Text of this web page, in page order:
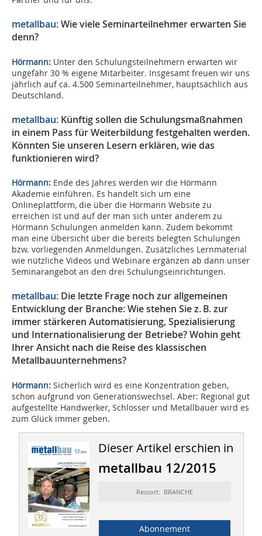
metallbau:Wie viele Seminarteilnehmer erwarten Sie
denn?
Hörmann: Unter den Schulungsteilnehmern erwarten wir
ungefähr 30 % eigene Mitarbeiter. Insgesamt freuen wir uns
jährlich auf ca. 4.500 Seminarteilnehmer, hauptsächlich aus
Deutschland.
metallbau: Künftig sollen die Schulungsmaßnahmen
in einem Pass für Weiterbildung festgehalten werden.
Könnten Sie unseren Lesern erklären, wie das
funktionieren wird?
Hörmann: Ende des Jahres werden wir die Hörmann
Akademie einführen. Es handelt sich um eine
Onlineplattform, die über die Hörmann Website zu
erreichen ist und auf der man sich unter anderem zu
Hörmann Schulungen anmelden kann. Zudem bekommt
man eine Übersicht über die bereits belegten Schulungen
bzw. vorliegenden Anmeldungen. Zusätzliches Lernmaterial
wie nützliche Videos und Webinare ergänzen ab dann unser
Seminarangebot an den drei Schulungseinrichtungen.
metallbau: Die letzte Frage noch zur allgemeinen
Entwicklung der Branche: Wie stehen Sie z. B. zur
immer stärkeren Automatisierung, Spezialisierung
und Internationalisierung der Betriebe? Wohin geht
Ihrer Ansicht nach die Reise des klassischen
Metallbauunternehmens?
Hörmann: Sicherlich wird es eine Konzentration geben,
schon aufgrund von Generationswechsel. Aber: Regional gut
aufgestellte Handwerker, Schlosser und Metallbauer wird es
zum Glück immer geben.
Dieser Artikel erschien in
metallbau 12/2015
Ressort: BRANCHE
Abonnement